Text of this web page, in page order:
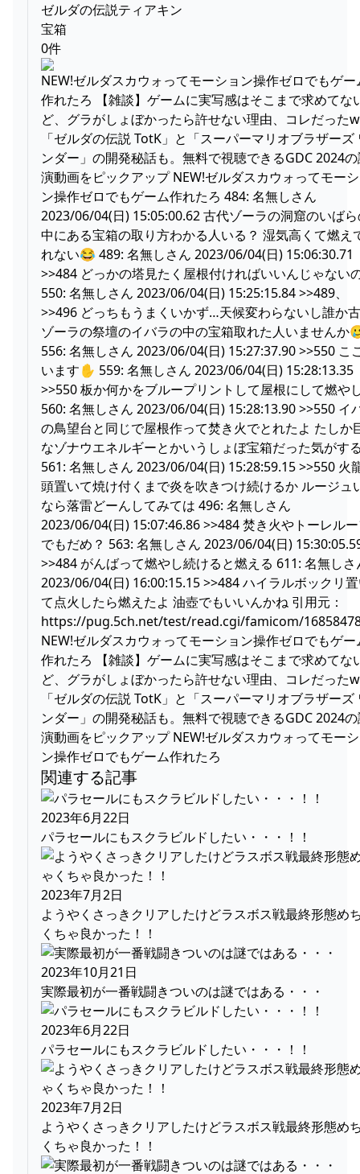
ゼルダの伝説ティアキン
宝箱
0件
NEW!ゼルダスカウォってモーション操作ゼロでもゲー
作れたろ 【雑談】ゲームに実写感はそこまで求めてな
ど、グラがしょぼかったら許せない理由、コレだった
「ゼルダの伝説 TotK」と「スーパーマリオブラザーズ
ンダー」の開発秘話も。無料で視聴できるGDC 2024
演動画をピックアップ NEW!ゼルダスカウォってモー
ン操作ゼロでもゲーム作れたろ 484: 名無しさん
2023/06/04(日) 15:05:00.62 古代ゾーラの洞窟のいば
中にある宝箱の取り方わかる人いる？ 湿気高くて燃え
れない😂 489: 名無しさん 2023/06/04(日) 15:06:30.71
>>484 どっかの塔見たく屋根付ければいいんじゃない
550: 名無しさん 2023/06/04(日) 15:25:15.84 >>489、
>>496 どっちもうまくいかず…天候変わらないし誰か
ゾーラの祭壇のイバラの中の宝箱取れた人いませんか
556: 名無しさん 2023/06/04(日) 15:27:37.90 >>550 こ
います✋ 559: 名無しさん 2023/06/04(日) 15:28:13.35
>>550 板か何かをブループリントして屋根にして燃や
560: 名無しさん 2023/06/04(日) 15:28:13.90 >>550 イ
の鳥望台と同じで屋根作って焚き火でとれたよ たしか
なゾナウエネルギーとかいうしょぼ宝箱だった気がす
561: 名無しさん 2023/06/04(日) 15:28:59.15 >>550 火
頭置いて焼け付くまで炎を吹きつけ続けるか ルージュ
なら落雷どーんしてみては 496: 名無しさん
2023/06/04(日) 15:07:46.86 >>484 焚き火やトーレル
でもだめ？ 563: 名無しさん 2023/06/04(日)
>>484 がんばって燃やし続けると燃える 611: 名無しさ
2023/06/04(日) 16:00:15.15 >>484 ハイラルボックリ
て点火したら燃えたよ 油壺でもいいんかね 引用元：
https://pug.5ch.net/test/read.cgi/famicom/
NEW!ゼルダスカウォってモーション操作ゼロでもゲー
作れたろ 【雑談】ゲームに実写感はそこまで求めてな
ど、グラがしょぼかったら許せない理由、コレだった
「ゼルダの伝説 TotK」と「スーパーマリオブラザーズ
ンダー」の開発秘話も。無料で視聴できるGDC 2024
演動画をピックアップ NEW!ゼルダスカウォってモー
ン操作ゼロでもゲーム作れたろ
関連する記事
2023年6月22日
パラセールにもスクラビルドしたい・・・！！
2023年7月2日
ようやくさっきクリアしたけどラスボス戦最終形態め
くちゃ良かった！！
2023年10月21日
実際最初が一番戦闘きついのは謎ではある・・・
2023年6月22日
パラセールにもスクラビルドしたい・・・！！
2023年7月2日
ようやくさっきクリアしたけどラスボス戦最終形態め
くちゃ良かった！！